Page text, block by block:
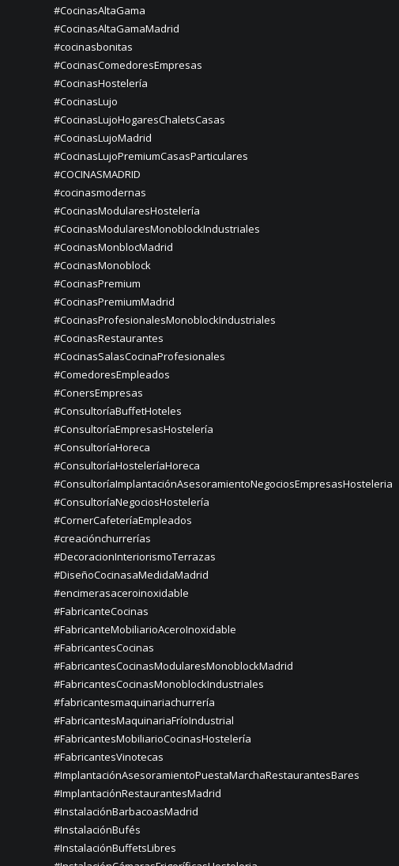
#CocinasAltaGama
#CocinasAltaGamaMadrid
#cocinasbonitas
#CocinasComedoresEmpresas
#CocinasHostelería
#CocinasLujo
#CocinasLujoHogaresChaletsCasas
#CocinasLujoMadrid
#CocinasLujoPremiumCasasParticulares
#COCINASMADRID
#cocinasmodernas
#CocinasModularesHostelería
#CocinasModularesMonoblockIndustriales
#CocinasMonblocMadrid
#CocinasMonoblock
#CocinasPremium
#CocinasPremiumMadrid
#CocinasProfesionalesMonoblockIndustriales
#CocinasRestaurantes
#CocinasSalasCocinaProfesionales
#ComedoresEmpleados
#ConersEmpresas
#ConsultoríaBuffetHoteles
#ConsultoríaEmpresasHostelería
#ConsultoríaHoreca
#ConsultoríaHosteleríaHoreca
#ConsultoríaImplantaciónAsesoramientoNegociosEmpresasHosteleria
#ConsultoríaNegociosHostelería
#CornerCafeteríaEmpleados
#creaciónchurrerías
#DecoracionInteriorismoTerrazas
#DiseñoCocinasaMedidaMadrid
#encimerasaceroinoxidable
#FabricanteCocinas
#FabricanteMobiliarioAceroInoxidable
#FabricantesCocinas
#FabricantesCocinasModularesMonoblockMadrid
#FabricantesCocinasMonoblockIndustriales
#fabricantesmaquinariachurrería
#FabricantesMaquinariaFríoIndustrial
#FabricantesMobiliarioCocinasHostelería
#FabricantesVinotecas
#ImplantaciónAsesoramientoPuestaMarchaRestaurantesBares
#ImplantaciónRestaurantesMadrid
#InstalaciónBarbacoasMadrid
#InstalaciónBufés
#InstalaciónBuffetsLibres